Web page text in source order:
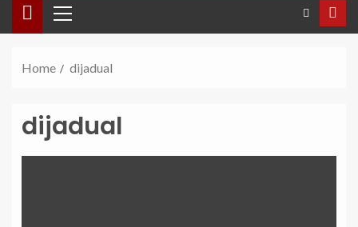
Home dijadual
dijadual